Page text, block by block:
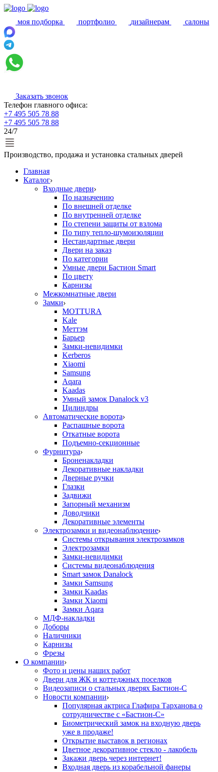
моя подборка портфолио дизайнерам салоны
Заказать звонок
Телефон главного офиса:
+7 495 505 78 88
+7 495 505 78 88
24/7
Производство, продажа и установка стальных дверей
Главная
Каталог
Входные двери
По назначению
По внешней отделке
По внутренней отделке
По степени защиты от взлома
По типу тепло-шумоизоляции
Нестандартные двери
Двери на заказ
По категории
Умные двери Бастион Smart
По цвету
Карнизы
Межкомнатные двери
Замки
MOTTURA
Kale
Меттэм
Барьер
Замки-невидимки
Kerberos
Xiaomi
Samsung
Aqara
Kaadas
Умный замок Danalock v3
Цилиндры
Автоматические ворота
Распашные ворота
Откатные ворота
Подъемно-секционные
Фурнитура
Броненакладки
Декоративные накладки
Дверные ручки
Глазки
Задвижи
Запорный механизм
Доводчики
Декоративные элементы
Электрозамки и видеонаблюдение
Системы открывания электрозамков
Электрозамки
Замки-невидимки
Системы видеонаблюдения
Smart замок Danalock
Замки Samsung
Замки Kaadas
Замки Xiaomi
Замки Aqara
МДФ-накладки
Доборы
Наличники
Карнизы
Фрезы
О компании
Фото и цены наших работ
Двери для ЖК и коттеджных поселков
Видеозаписи о стальных дверях Бастион-С
Новости компании
Популярная актриса Глафира Тарханова о
сотрудничестве с «Бастион-С»
Биометрический замок на входную дверь
уже в продаже!
Открытие выставок в регионах
Цветное декоративное стекло - лакобель
Закажи дверь через интернет!
Входная дверь из корабельной фанеры